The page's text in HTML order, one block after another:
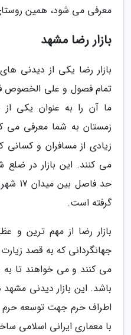
معرفی می شود، همین
بازار رضا مشهد
بازار رضا یکی از دیدنی
تمام فصول و علی الخصوص
ما آن را به عنوان یکی
زمستان به شما معرفی می
زیادی از مسافران و
می کنند. این بازار در
حد
گرفته است.
بازار رضا از مهم ترین و
جهانگردانی که به قصد
می کنند و می خواهند تا
باشد. این بازار دیدنی
با معماری ایرانی اسلامی